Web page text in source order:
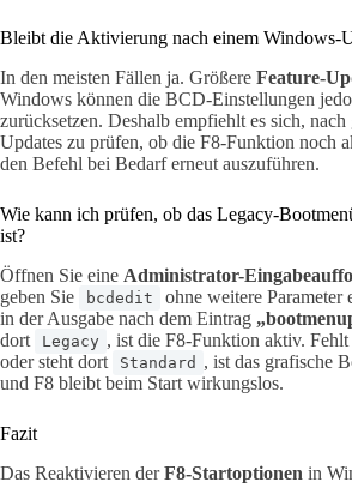
Bleibt die Aktivierung nach einem Windows-
In den meisten Fällen ja. Größere Feature-
Windows können die BCD-Einstellungen
zurücksetzen. Deshalb empfiehlt es sich, nach
Updates zu prüfen, ob die F8-Funktion noch
den Befehl bei Bedarf erneut auszuführen.
Wie kann ich prüfen, ob das Legacy-
ist?
Öffnen Sie eine Administrator-
geben Sie
bcdedit
ohne weitere Parameter
in der Ausgabe nach dem Eintrag
dort
Legacy , ist die F8-Funktion aktiv.
oder steht dort
Standard , ist das grafische
und F8 bleibt beim Start wirkungslos.
Fazit
Das Reaktivieren derF8-Startoptionen in